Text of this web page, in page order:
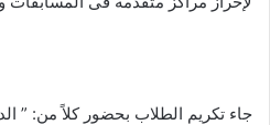
جاء تكريم الطلاب بحضور كلاً من: ”